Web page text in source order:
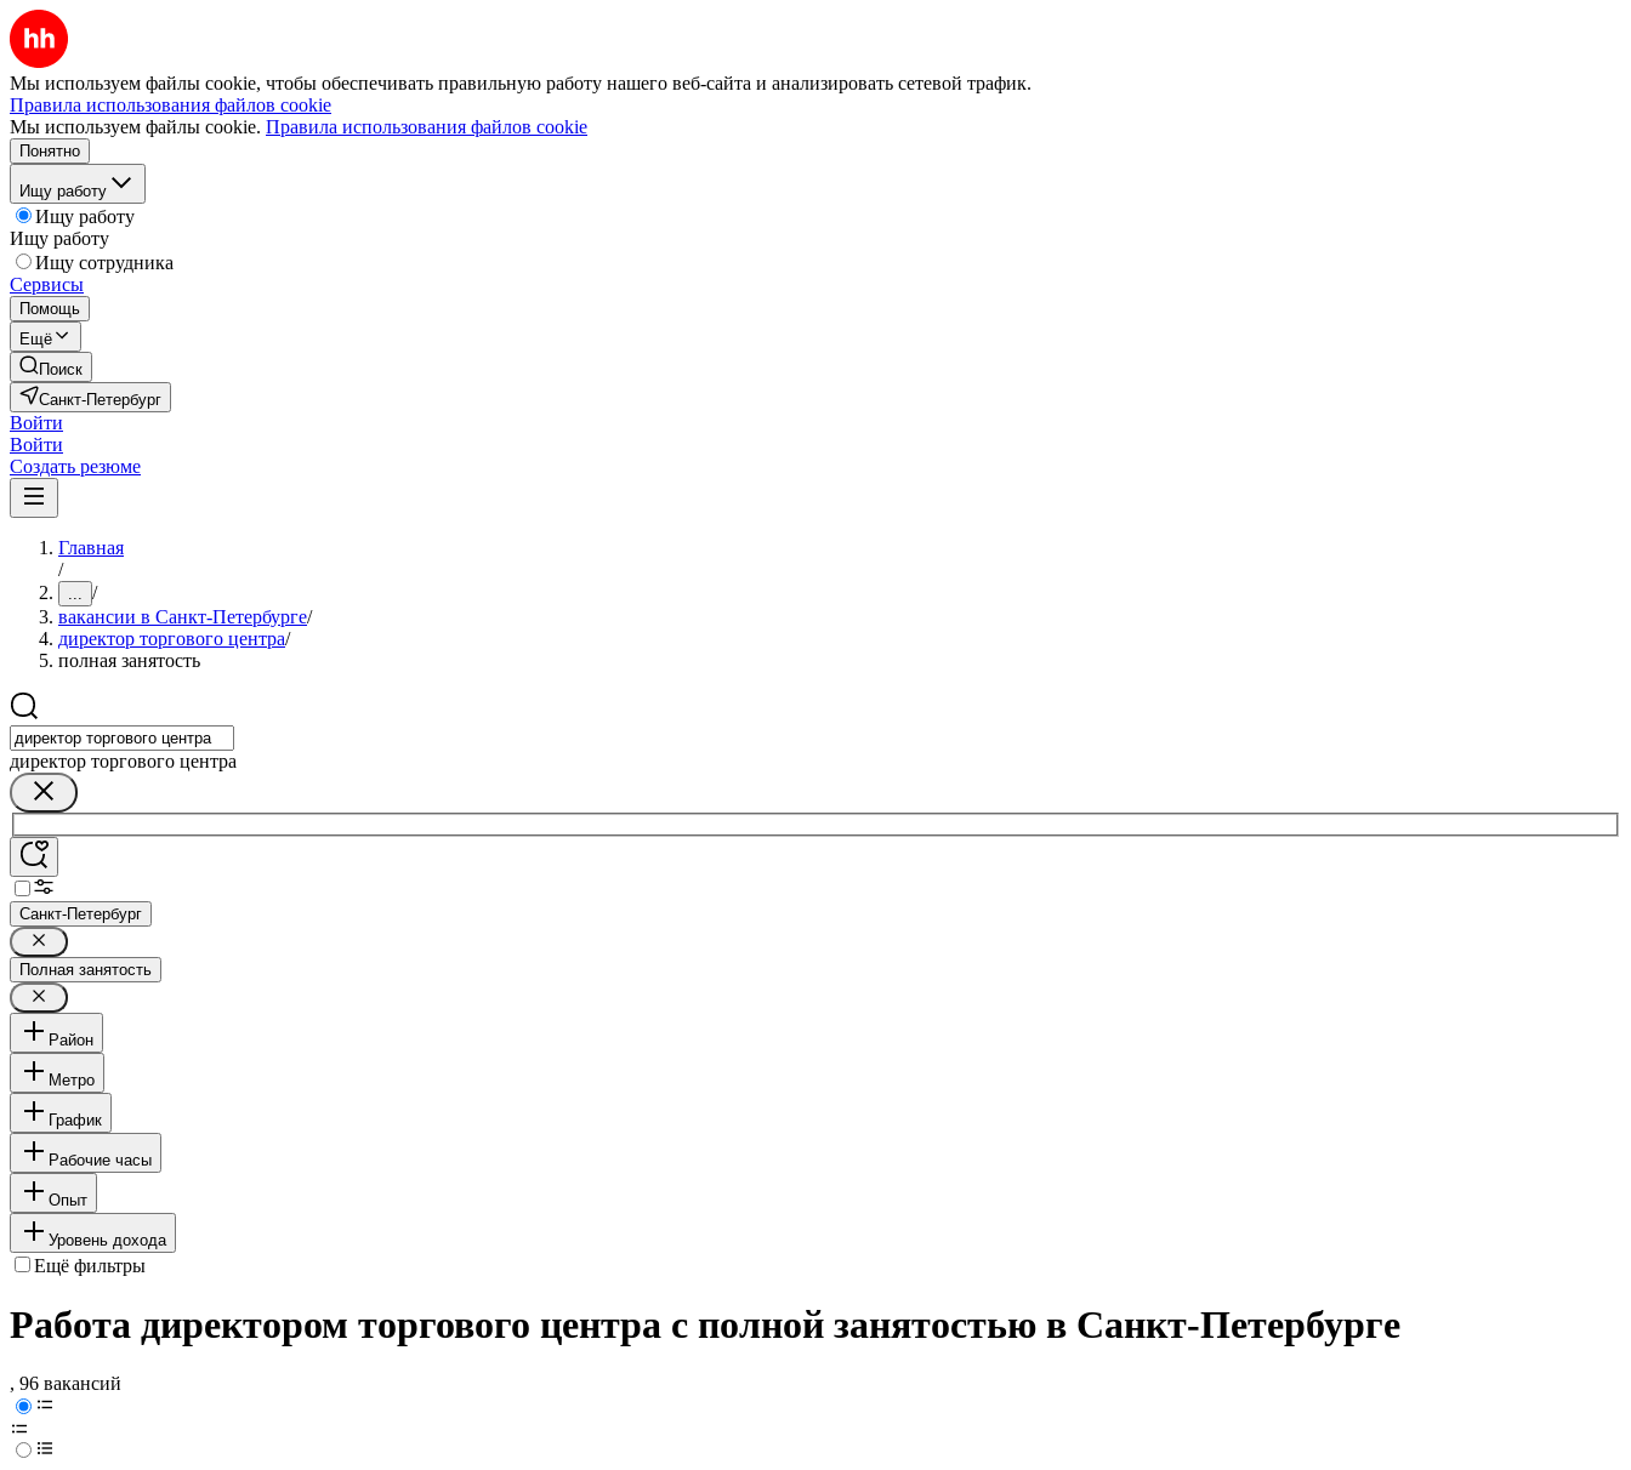
Мы используем файлы cookie, чтобы обеспечивать правильную работу нашего веб-сайта и анализировать сетевой трафик.
Правила использования файлов cookie
Мы используем файлы cookie. Правила использования файлов cookie
Понятно
Ищу работу
Ищу работу
Ищу работу
Ищу сотрудника
Сервисы
Помощь
Ещё
Поиск
Санкт-Петербург
Войти
Войти
Создать резюме
Главная
/
... /
вакансии в Санкт-Петербурге/
директор торгового центра/
полная занятость
директор торгового центра
Санкт-Петербург
Полная занятость
Район
Метро
График
Рабочие часы
Опыт
Уровень дохода
Ещё фильтры
Работа директором торгового центра с полной занятостью в Санкт-Петербурге
, 96 вакансий